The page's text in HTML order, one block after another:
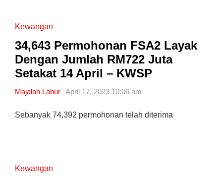
Kewangan
34,643 Permohonan FSA2 Layak
Dengan Jumlah RM722 Juta
Setakat 14 April – KWSP
Majalah Labur April 17, 2023 10:06 am
Sebanyak 74,392 permohonan telah diterima
Kewangan